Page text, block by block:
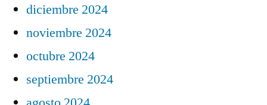
diciembre 2024
noviembre 2024
octubre 2024
septiembre 2024